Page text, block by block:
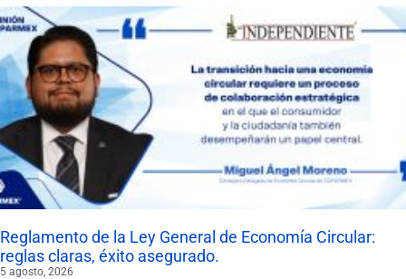
Reglamento de la Ley General de Economía Circular:
reglas claras, éxito asegurado.
5 agosto, 2026